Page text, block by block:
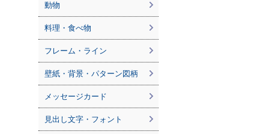
動物
料理・食べ物
フレーム・ライン
壁紙・背景・パターン図柄
メッセージカード
見出し文字・フォント